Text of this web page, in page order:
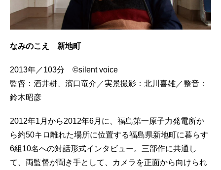
なみのこえ 新地町
2013年／103分 ©silent voice
監督：酒井耕、濱口竜介／実景撮影：北川喜雄／整音：
鈴木昭彦
2012年1月から2012年6月に、福島第一原子力発電所か
ら約50キロ離れた場所に位置する福島県新地町に暮らす
6組10名への対話形式インタビュー。三部作に共通し
て、両監督が聞き手として、カメラを正面から向けられ